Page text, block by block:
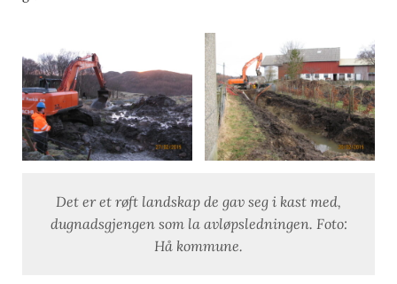
Det er et røft landskap de gav seg i kast med,
dugnadsgjengen som la avløpsledningen. Foto:
Hå kommune.